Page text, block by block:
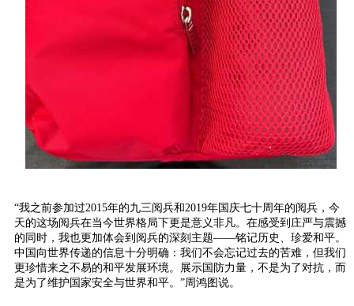
“我之前参加过2015年的九三阅兵和2019年国庆七十周年的阅兵，今
天的这场阅兵在当今世界格局下更是意义非凡。在感受到庄严与震撼
的同时，我也更加体会到阅兵的深刻主题——铭记历史、珍爱和平。
中国向世界传递的信息十分明确：我们不会忘记过去的苦难，但我们
更珍惜来之不易的和平发展环境。展示国防力量，不是为了对抗，而
是为了维护国家安全与世界和平。”周鸿图说。